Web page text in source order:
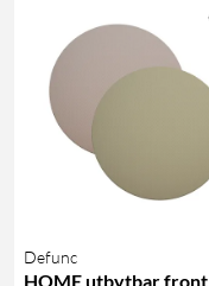
Defunc
HOME utbytbar front